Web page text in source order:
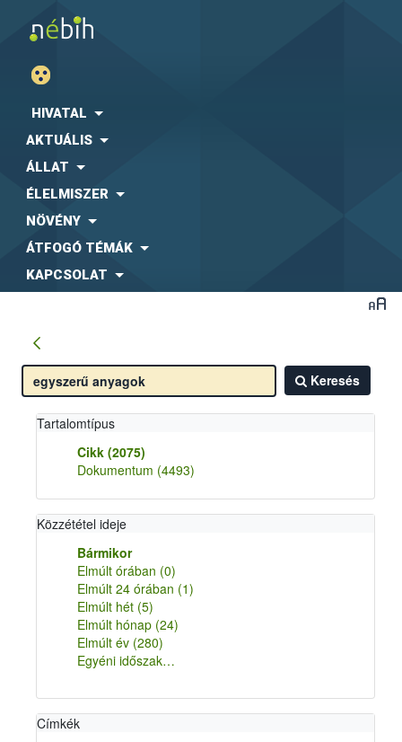
HIVATAL
AKTUÁLIS
ÁLLAT
ÉLELMISZER
NÖVÉNY
ÁTFOGÓ TÉMÁK
KAPCSOLAT
Keresés
Tartalomtípus
Cikk (2075)
Dokumentum (4493)
Közzététel ideje
Bármikor
Elmúlt órában (0)
Elmúlt 24 órában (1)
Elmúlt hét (5)
Elmúlt hónap (24)
Elmúlt év (280)
Egyéni időszak…
Címkék